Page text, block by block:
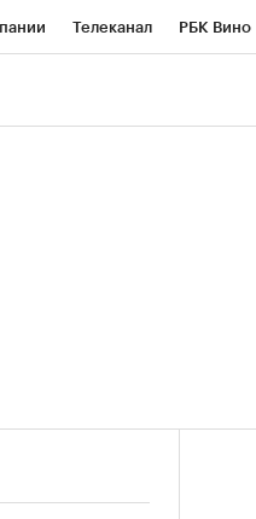
Телеканал РБК Вино